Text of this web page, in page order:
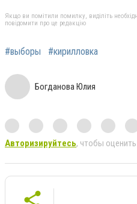
Якщо ви помітили помилку, виділіть
повідомити про це редакцію
#выборы #кирилловка
Богданова Юлия
Авторизируйтесь, чтобы оценить